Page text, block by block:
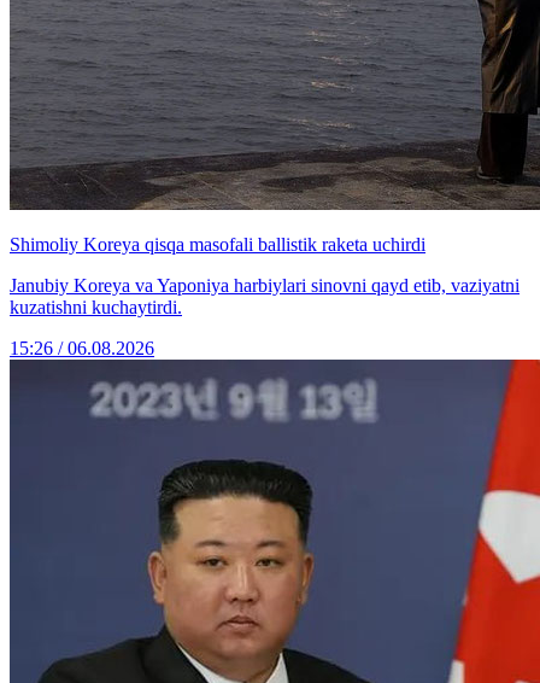
Shimoliy Koreya qisqa masofali ballistik raketa uchirdi
Janubiy Koreya va Yaponiya harbiylari sinovni qayd etib, vaziyatni
kuzatishni kuchaytirdi.
15:26 / 06.08.2026